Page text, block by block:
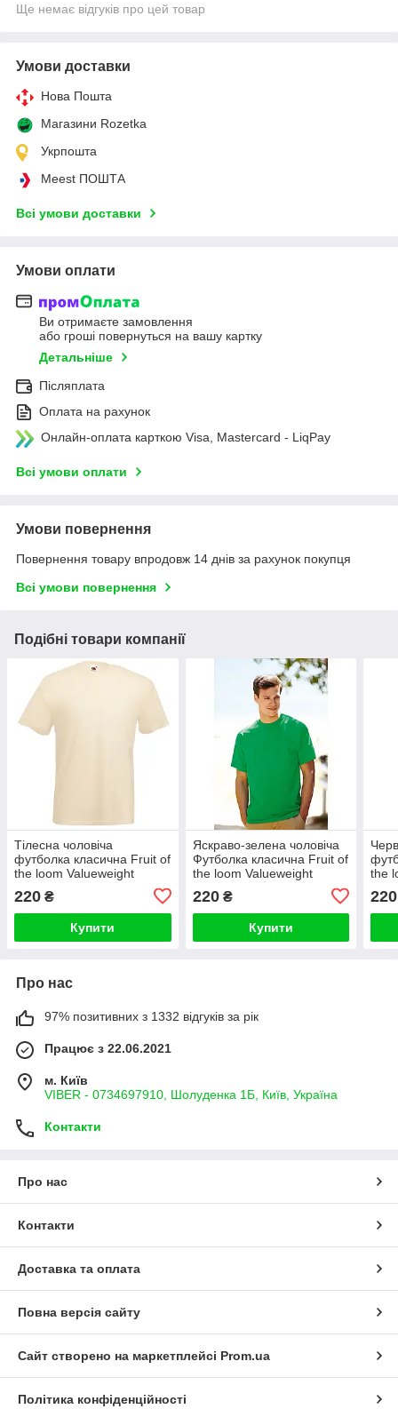
Ще немає відгуків про цей товар
Умови доставки
Нова Пошта
Магазини Rozetka
Укрпошта
Meest ПОШТА
Всі умови доставки
Умови оплати
Ви отримаєте замовлення
або гроші повернуться на вашу картку
Детальніше
Післяплата
Оплата на рахунок
Онлайн-оплата карткою Visa, Mastercard - LiqPay
Всі умови оплати
Умови повернення
Повернення товару впродовж 14 днів за рахунок покупця
Всі умови повернення
Подібні товари компанії
Тілесна чоловіча
футболка класична Fruit of
the loom Valueweight
однотонна натуральна
220 ₴
Купити
Яскраво-зелена чоловіча
Футболка класична Fruit of
the loom Valueweight
220₴
Купити
the
220
Про нас
97% позитивних з 1332 відгуків за рік
Працює з 22.06.2021
м. Київ
VIBER - 0734697910, Шолуденка 1Б, Київ, Україна
Контакти
Про нас
Контакти
Доставка та оплата
Повна версія сайту
Сайт створено на маркетплейсі Prom.ua
Політика конфіденційності